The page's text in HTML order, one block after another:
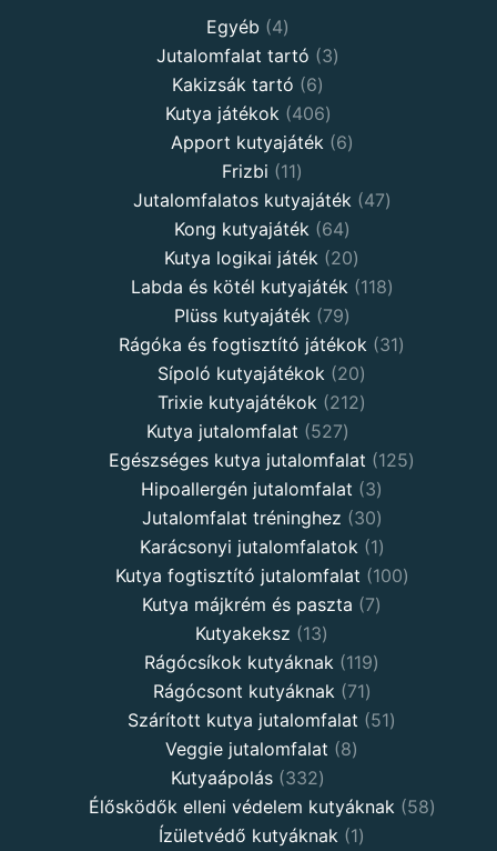
Egyéb
4
Jutalomfalat tartó
3
Kakizsák tartó
6
Kutya játékok
406
Apport kutyajáték
6
Frizbi
11
Jutalomfalatos kutyajáték
47
Kong kutyajáték
64
Kutya logikai játék
20
Labda és kötél kutyajáték
118
Plüss kutyajáték
79
Rágóka és fogtisztító játékok
31
Sípoló kutyajátékok
20
Trixie kutyajátékok
212
Kutya jutalomfalat
527
Egészséges kutya jutalomfalat
125
Hipoallergén jutalomfalat
3
Jutalomfalat tréninghez
30
Karácsonyi jutalomfalatok
1
Kutya fogtisztító jutalomfalat
100
Kutya májkrém és paszta
7
Kutyakeksz
13
Rágócsíkok kutyáknak
119
Rágócsont kutyáknak
71
Szárított kutya jutalomfalat
51
Veggie jutalomfalat
8
Kutyaápolás 332
Élősködők elleni védelem kutyáknak
58
Ízületvédő kutyáknak
1